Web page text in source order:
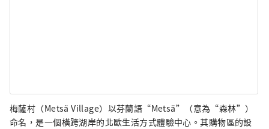
梅薩村（Metsä Village）以芬蘭語“Metsä”（意為“森林”）
命名，是一個橫跨湖岸的北歐生活方式體驗中心。其購物區的設